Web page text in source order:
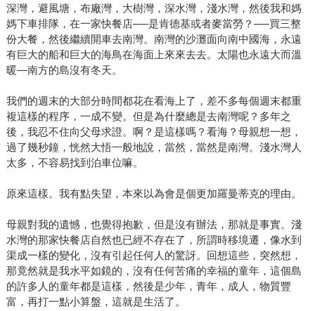
深灣，避風塘，布廠灣，大樹灣，深水灣，淺水灣，然後我和媽
媽下車排隊，在一家快餐店──是肯德基或者麥當勞？──買三整
份大餐，然後繼續開車去南灣。南灣的沙灘面向南中國海，永遠
有巨大的船和巨大的海鳥在海面上來來去去。太陽也永遠大而溫
暖—南方的島沒有冬天。
我們的週末的大部分時間都花在看海上了，差不多每個週末都重
複這樣的程序，一成不變。但是為什麼總是去南灣呢？多年之
後，我忍不住向父母求證。啊？是這樣嗎？看海？母親想一想，
過了幾秒鐘，恍然大悟一般地說，當然，當然是南灣。淺水灣人
太多，不容易找到泊車位嘛。
原來這樣。我有點失望，本來以為會是個更加羅曼蒂克的理由。
母親對我的遺憾，也覺得抱歉，但是沒有辦法，那就是事實。淺
水灣的那家快餐店自然也已經不存在了，所謂時移境遷，像水到
渠成一樣的變化，沒有引起任何人的驚訝。回想這些，突然想，
那竟然就是我水平如鏡的，沒有任何苦痛的幸福的童年，這個島
的許多人的童年都是這樣，然後是少年，青年，成人，物質豐
富，再打一點小算盤，這就是生活了。